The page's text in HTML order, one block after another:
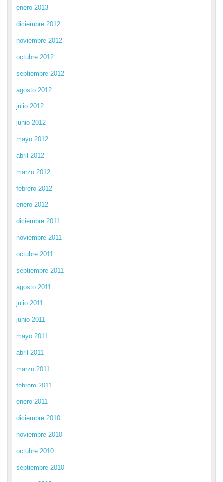
enero 2013
diciembre 2012
noviembre 2012
octubre 2012
septiembre 2012
agosto 2012
julio 2012
junio 2012
mayo 2012
abril 2012
marzo 2012
febrero 2012
enero 2012
diciembre 2011
noviembre 2011
octubre 2011
septiembre 2011
agosto 2011
julio 2011
junio 2011
mayo 2011
abril 2011
marzo 2011
febrero 2011
enero 2011
diciembre 2010
noviembre 2010
octubre 2010
septiembre 2010